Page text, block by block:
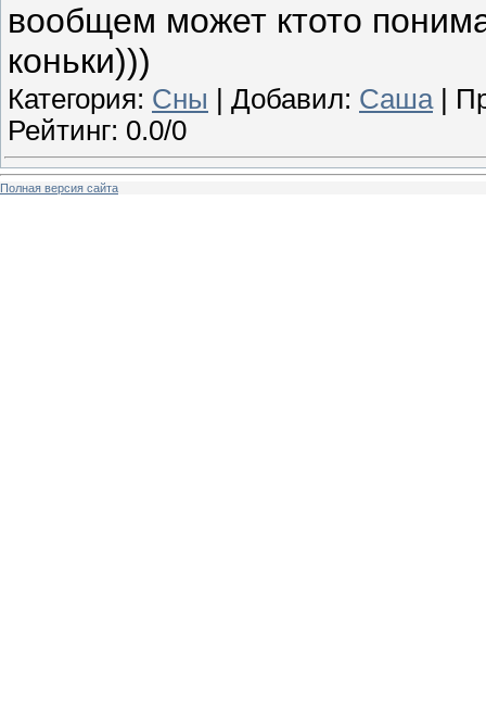
вообщем может ктото
коньки)))
Категория: Сны | Добавил: Саша|
Рейтинг: 0.0/0
Полная версия сайта